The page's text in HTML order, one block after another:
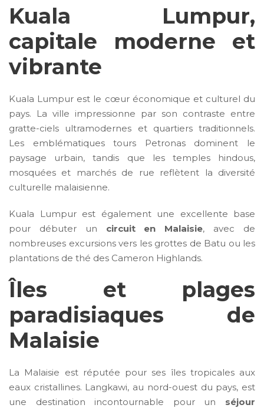
Kuala Lumpur,
capitale moderne et
vibrante
Kuala Lumpur est le cœur économique et culturel du
pays. La ville impressionne par son contraste entre
gratte-ciels ultramodernes et quartiers traditionnels.
Les emblématiques tours Petronas dominent le
paysage urbain, tandis que les temples hindous,
mosquées et marchés de rue reflètent la diversité
culturelle malaisienne.
Kuala Lumpur est également une excellente base
pour débuter un circuit en Malaisie, avec de
nombreuses excursions vers les grottes de Batu ou les
plantations de thé des Cameron Highlands.
Îles et plages
paradisiaques de
Malaisie
La Malaisie est réputée pour ses îles tropicales aux
eaux cristallines. Langkawi, au nord-ouest du pays, est
une destination incontournable pour un séjour